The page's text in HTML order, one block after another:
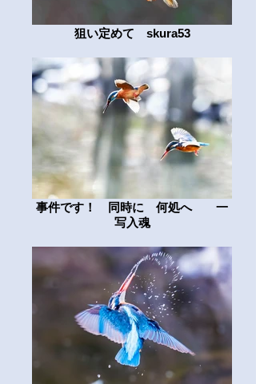
狙い定めて skura53
事件です！ 同時に 何処へ 一
写入魂